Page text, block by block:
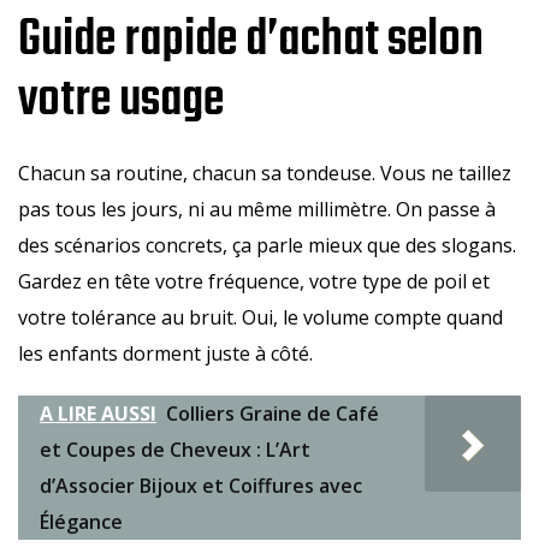
Guide rapide d’achat selon
votre usage
Chacun sa routine, chacun sa tondeuse. Vous ne taillez
pas tous les jours, ni au même millimètre. On passe à
des scénarios concrets, ça parle mieux que des slogans.
Gardez en tête votre fréquence, votre type de poil et
votre tolérance au bruit. Oui, le volume compte quand
les enfants dorment juste à côté.
A LIRE AUSSI Colliers Graine de Café
et Coupes de Cheveux : L’Art
d’Associer Bijoux et Coiffures avec
Élégance